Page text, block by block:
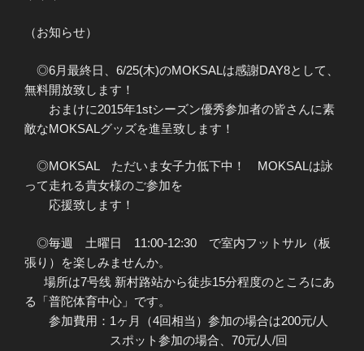
（お知らせ）
◎6月最終日、6/25(木)のMOKSALは感謝DAY8として、
無料開放致します！
おまけに2015年1stシーズン優秀参加者の皆さんに素
敵なMOKSALグッズを進呈致します！
◎MOKSAL ただいま女子力低下中！ MOKSALは詠
って走れる貴女様のご参加を
応援致します！
◎毎週 土曜日 11:00-12:30 で室内フットサル（板
張り）を楽しみませんか。
場所は7号线 新村路站から徒歩15分程度のところにあ
る「普陀体育中心」です。
参加費用：1ヶ月（4回相当）参加の場合は200元/人
スポット参加の場合、70元/人/回